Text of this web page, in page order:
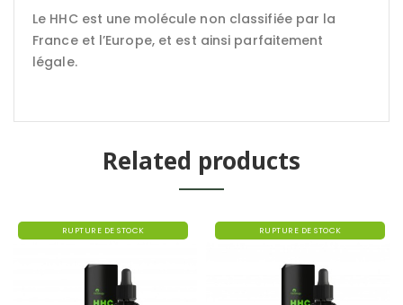
Le HHC est une molécule non classifiée par la
France et l’Europe, et est ainsi parfaitement
légale.
Related products
RUPTURE DE STOCK RUPTURE DE STOCK